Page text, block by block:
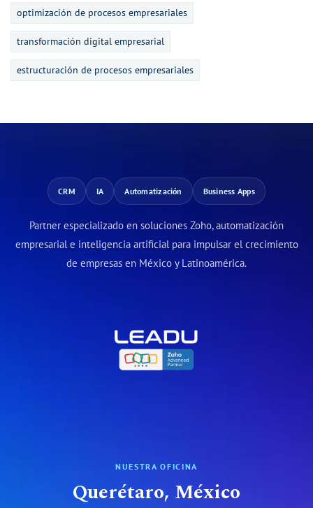
optimización de procesos empresariales
transformación digital empresarial
estructuración de procesos empresariales
CRM IA Automatización Business Apps
Partner especializado en soluciones Zoho, automatización
empresarial e inteligencia artificial para impulsar el crecimiento
de empresas en México y Latinoamérica.
NUESTRA OFICINA
Querétaro, México